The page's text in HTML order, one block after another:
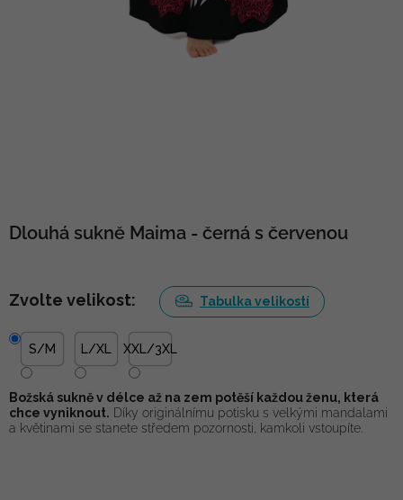
Dlouhá sukně Maima - černá s červenou
Zvolte velikost: Tabulka velikostí
S/M L/XL XXL/3XL
Božská sukně v délce až na zem potěší každou ženu, která
chce vyniknout. Díky originálnímu potisku s velkými mandalami
a květinami se stanete středem pozornosti, kamkoli vstoupíte.